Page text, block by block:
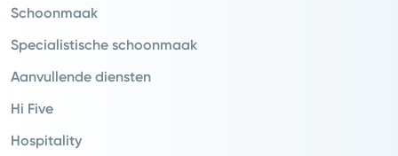
Schoonmaak
Specialistische schoonmaak
Aanvullende diensten
Hi Five
Hospitality